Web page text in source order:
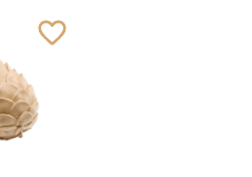
BONBONIERE -
Roses for love
Hinzugefügt zum